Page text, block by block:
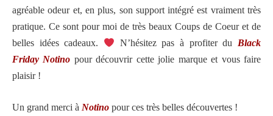
agréable odeur et, en plus, son support intégré est vraiment très
pratique. Ce sont pour moi de très beaux Coups de Coeur et de
belles idées cadeaux.
N’hésitez pas à profiter du Black
Friday Notino pour découvrir cette jolie marque et vous faire
plaisir !
Un grand merci à Notino pour ces très belles découvertes !